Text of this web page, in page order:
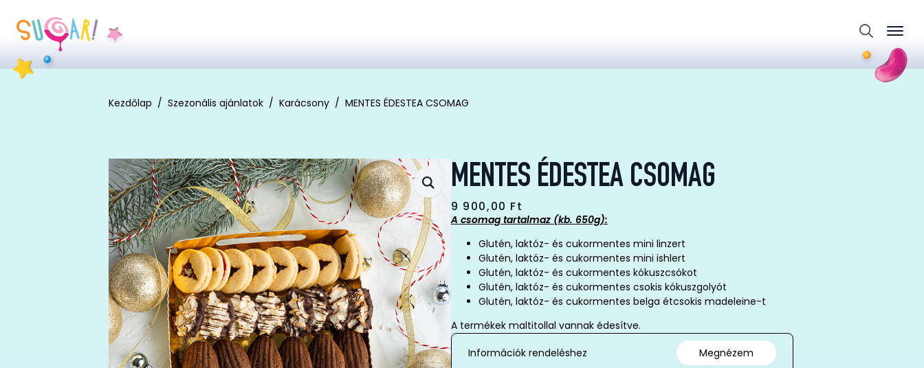
for:
Kezdőlap Szezonális ajánlatok Karácsony MENTES ÉDESTEA CSOMAG
MENTES ÉDESTEA CSOMAG
9 900,00 Ft
A csomag tartalmaz (kb. 650g):
Glutén, laktóz- és cukormentes mini linzert
Glutén, laktóz- és cukormentes mini ishlert
Glutén, laktóz- és cukormentes kókuszcsókot
Glutén, laktóz- és cukormentes csokis kókuszgolyót
Glutén, laktóz- és cukormentes belga étcsokis madeleine-t
A termékek maltitollal vannak édesítve.
Információk rendeléshez
Megnézem